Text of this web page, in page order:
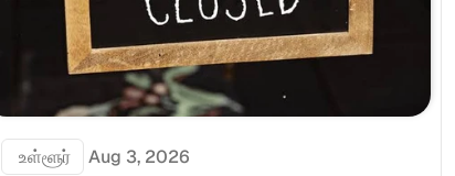
உள்ளூர் Aug 3, 2026